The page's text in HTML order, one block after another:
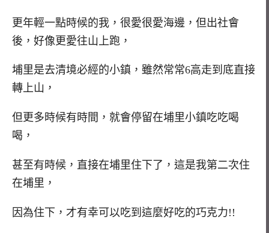
更年輕一點時候的我，很愛很愛海邊，但出社會
後，好像更愛往山上跑，
埔里是去清境必經的小鎮，雖然常常6高走到底直接
轉上山，
但更多時候有時間，就會停留在埔里小鎮吃吃喝
喝，
甚至有時候，直接在埔里住下了，這是我第二次住
在埔里，
因為住下，才有幸可以吃到這麼好吃的巧克力!!